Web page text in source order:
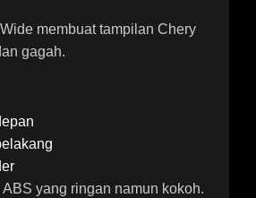
membuat tampilan Chery
gagah.
yang ringan namun kokoh.